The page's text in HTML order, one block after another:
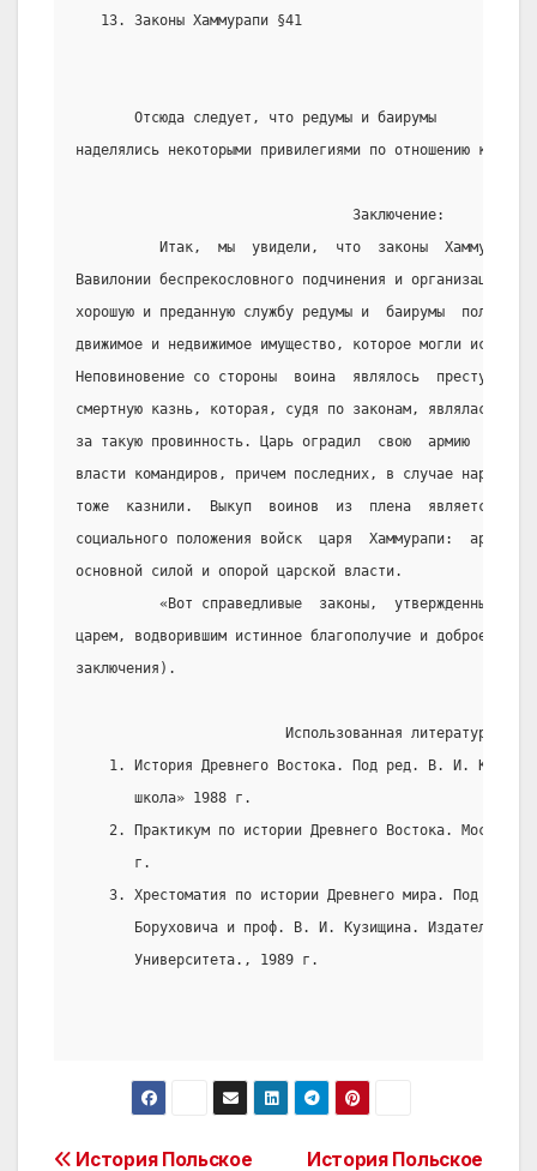
   13. Законы Хаммурапи §41
       Отсюда следует, что редумы и баирумы
наделялись некоторыми привилегиями по отношению к
                                 Заключение:
Итак,  мы  увидели,  что  законы  Хаммурапи
Вавилонии беспрекословного подчинения и
хорошую и преданную службу редумы и  баирумы
движимое и недвижимое имущество, которое могли
Неповиновение со стороны  воина  являлось
смертную казнь, которая, судя по законам, являлась
за такую провинность. Царь оградил  свою  армию  от
власти командиров, причем последних, в случае
тоже  казнили.  Выкуп  воинов  из  плена  является
социального положения войск  царя  Хаммурапи:  армия
основной силой и опорой царской власти.
«Вот справедливые  законы,  утвержденные
царем, водворившим истинное благополучие и доброе
заключения).
                         Использованная литература:
1. История Древнего Востока. Под ред. В. И.
       школа» 1988 г.
2. Практикум по истории Древнего Востока. Москва
       г.
3. Хрестоматия по истории Древнего мира. Под ред.
Боруховича и проф. В. И. Кузищина. Издательство
       Университета., 1989 г.
История Польское
История Польское